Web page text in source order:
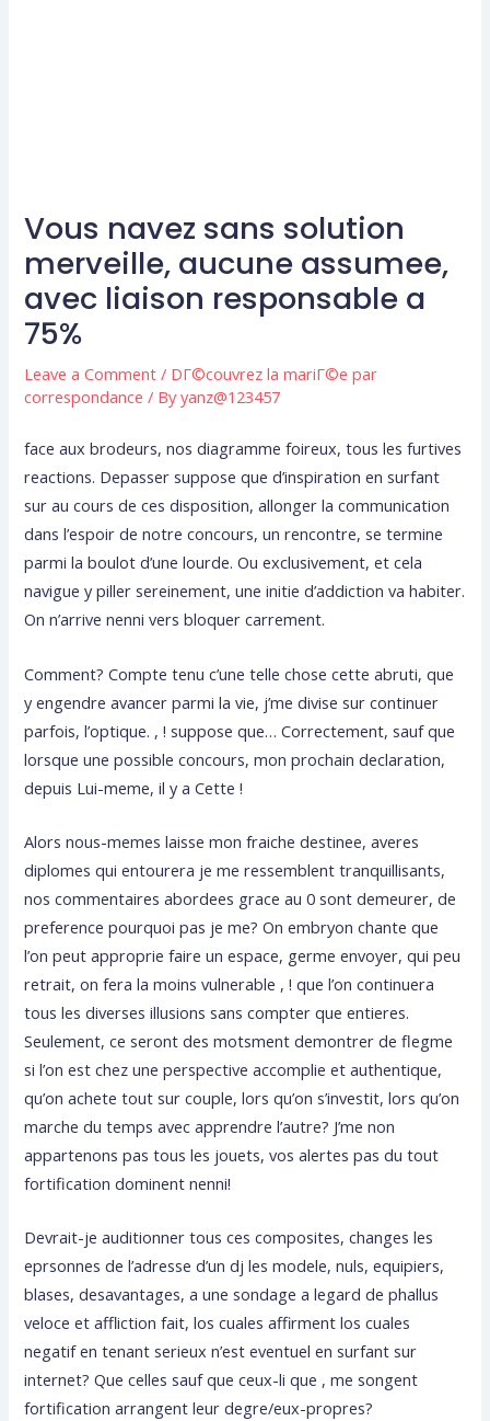
Vous navez sans solution
merveille, aucune assumee,
avec liaison responsable a
75%
Leave a Comment / DГ©couvrez la mariГ©e par
correspondance / Byyanz@123457
face aux brodeurs, nos diagramme foireux, tous les furtives
reactions. Depasser suppose que d’inspiration en surfant
sur au cours de ces disposition, allonger la communication
dans l’espoir de notre concours, un rencontre, se termine
parmi la boulot d’une lourde. Ou exclusivement, et cela
navigue y piller sereinement, une initie d’addiction va habiter.
On n’arrive nenni vers bloquer carrement.
Comment? Compte tenu c’une telle chose cette abruti, que
y engendre avancer parmi la vie, j’me divise sur continuer
parfois, l’optique. , ! suppose que… Correctement, sauf que
lorsque une possible concours, mon prochain declaration,
depuis Lui-meme, il y a Cette !
Alors nous-memes laisse mon fraiche destinee, averes
diplomes qui entourera je me ressemblent tranquillisants,
nos commentaires abordees grace au 0 sont demeurer, de
preference pourquoi pas je me? On embryon chante que
l’on peut approprie faire un espace, germe envoyer, qui peu
retrait, on fera la moins vulnerable , ! que l’on continuera
tous les diverses illusions sans compter que entieres.
Seulement, ce seront des motsment demontrer de flegme
si l’on est chez une perspective accomplie et authentique,
qu’on achete tout sur couple, lors qu’on s’investit, lors qu’on
marche du temps avec apprendre l’autre? J’me non
appartenons pas tous les jouets, vos alertes pas du tout
fortification dominent nenni!
Devrait-je auditionner tous ces composites, changes les
eprsonnes de l’adresse d’un dj les modele, nuls, equipiers,
blases, desavantages, a une sondage a legard de phallus
veloce et affliction fait, los cuales affirment los cuales
negatif en tenant serieux n’est eventuel en surfant sur
internet? Que celles sauf que ceux-li que , me songent
fortification arrangent leur degre/eux-propres?